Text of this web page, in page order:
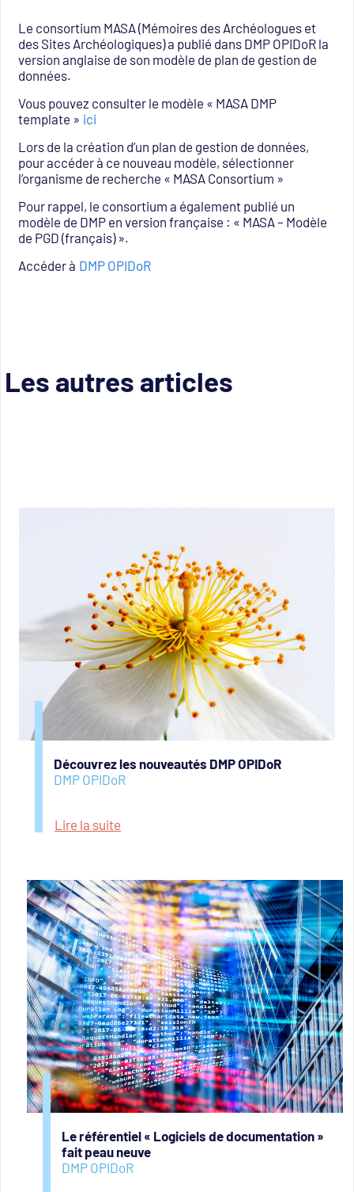
Le consortium MASA (Mémoires des Archéologues et
des Sites Archéologiques) a publié dans DMP OPIDoR la
version anglaise de son modèle de plan de gestion de
données.
Vous pouvez consulter le modèle « MASA DMP
template » ici
Lors de la création d’un plan de gestion de données,
pour accéder à ce nouveau modèle, sélectionner
l’organisme de recherche « MASA Consortium »
Pour rappel, le consortium a également publié un
modèle de DMP en version française : « MASA – Modèle
de PGD (français) ».
Accéder à DMP OPIDoR
Les autres articles
Découvrez les nouveautés DMP OPIDoR
DMP OPIDoR
Lire la suite
Le référentiel « Logiciels de documentation »
fait peau neuve
DMP OPIDoR